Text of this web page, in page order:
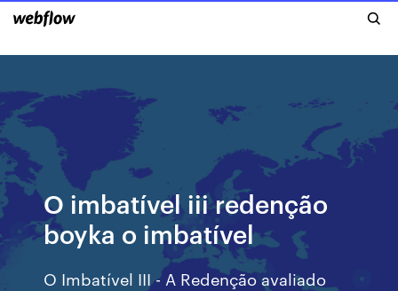
O imbatível iii redenção
boyka o imbatível
O Imbatível III - A Redenção avaliado